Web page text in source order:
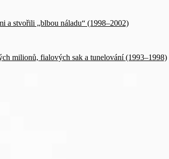
a stvořili „blbou náladu“ (1998–2002)
milionů, fialových sak a tunelování (1993–1998)